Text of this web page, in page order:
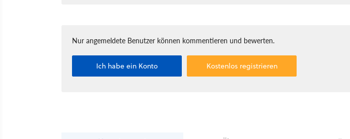
Nur angemeldete Benutzer können kommentieren und bewerten.
Ich habe ein Konto Kostenlos registrieren